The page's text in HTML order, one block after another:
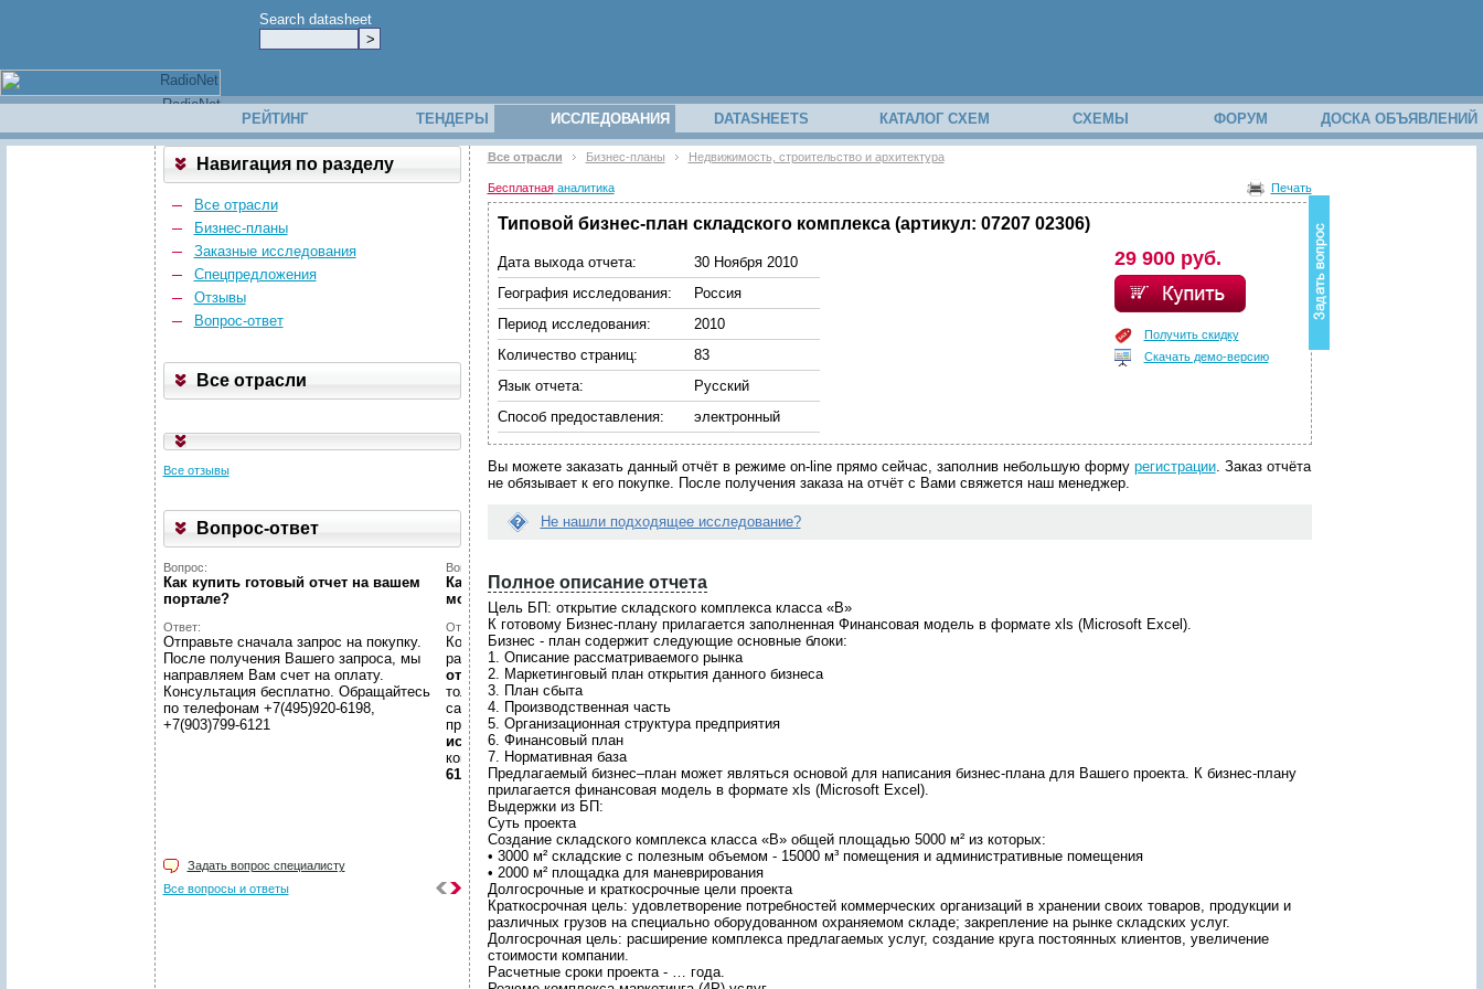
Search datasheet
РЕЙТИНГ ТЕНДЕРЫ ИССЛЕДОВАНИЯ DATASHEETS КАТАЛОГ СХЕМ СХЕМЫ ФОРУМ ДОСКА ОБЪЯВЛЕНИЙ
Навигация по разделу
Все отрасли
Бизнес-планы
Заказные исследования
Спецпредложения
Отзывы
Вопрос-ответ
Все отрасли
Все отзывы
Вопрос-ответ
Вопрос:
Как купить готовый отчет на вашем
портале?
Ответ:
Отправьте сначала запрос на покупку.
После получения Вашего запроса, мы
направляем Вам счет на оплату.
Консультация бесплатно. Обращайтесь
по телефонам +7(495)920-6198,
+7(903)799-6121
Вопрос:
Как найти нужное мне исследование...
можете помочь?
Ответ:
Конечно поможем! На портале
размещеноболее 21000 готовых
отчетов , при этом мы не ограничиваемся
только готовыми материалами. По любой
самой сложной теме мы всегда сможем
предложитьиндивидуальное
исследование. Обращайтесь для
консультации по телефонкм
6198, +7(903)799-6121
делать дальше? Когда со мной
свяжутся?
Ответ:
Менеджер связывается по заявкам в
рабочие дни с 9 до 18 по московскому
проверьте почту, Вы получили
менеджера. Свяжитесь с ним
самостоятельно и задайте интересующие
6121
Задать вопрос специалисту
Все вопросы и ответы
о
з
с
п
о
с
о
д
е
Все отрасли Бизнес-планы Недвижимость, строительство и архитектура
Бесплатнаяаналитика Печать
Типовой бизнес-план складского комплекса (артикул: 07207 02306)
29 900 руб.
Получить скидку
Скачать демо-версию
Дата выхода отчета:
30 Ноября 2010
География исследования:
Россия
Период исследования:
2010
Количество страниц:
83
Язык отчета:
Русский
Способ предоставления:
электронный
Вы можете заказать данный отчёт в режиме on-line прямо сейчас, заполнив небольшую форму регистрации. Заказ отчёта
не обязывает к его покупке. После получения заказа на отчёт с Вами свяжется наш менеджер.
Не нашли подходящее исследование?
л
и
д
н
н
ы
й
о
т
ч
ё
т
В
а
м
н
е
п
о
д
х
о
д
и
Полное описание отчета
Цель БП: открытие складского комплекса класса «B»
К готовому Бизнес-плану прилагается заполненная Финансовая модель в формате xls (Microsoft Excel).
Бизнес - план содержит следующие основные блоки:
1. Описание рассматриваемого рынка
2. Маркетинговый план открытия данного бизнеса
3. План сбыта
4. Производственная часть
5. Организационная структура предприятия
6. Финансовый план
7. Нормативная база
Предлагаемый бизнес–план может являться основой для написания бизнес-плана для Вашего проекта. К бизнес-плану
прилагается финансовая модель в формате xls (Microsoft Excel).
Выдержки из БП:
Суть проекта
Создание складского комплекса класса «B» общей площадью 5000 м² из которых:
• 3000 м² складские с полезным объемом - 15000 м³ помещения и административные помещения
• 2000 м² площадка для маневрирования
Долгосрочные и краткосрочные цели проекта
Краткосрочная цель: удовлетворение потребностей коммерческих организаций в хранении своих товаров, продукции и
различных грузов на специально оборудованном охраняемом складе; закрепление на рынке складских услуг.
Долгосрочная цель: расширение комплекса предлагаемых услуг, создание круга постоянных клиентов, увеличение
стоимости компании.
Расчетные сроки проекта - … года.